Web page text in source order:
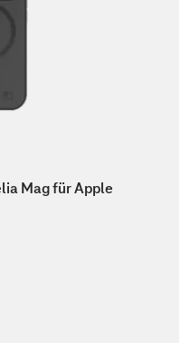
Mag für Apple